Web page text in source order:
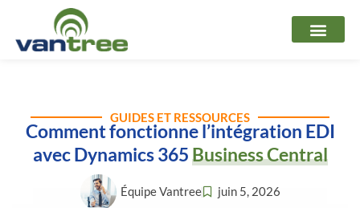
contenu
GUIDES ET RESSOURCES
Comment fonctionne l’intégration EDI
avec Dynamics 365Business Central
Équipe Vantree juin 5, 2026